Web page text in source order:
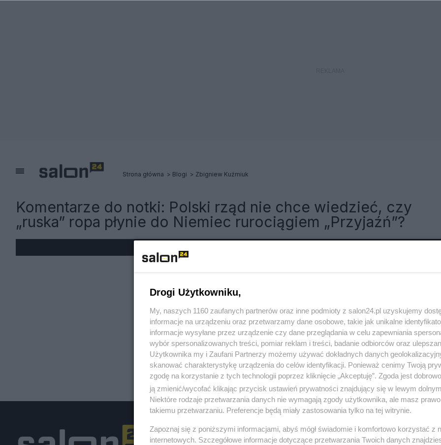
Strona główna Blogi Zbigniew Kuźmiuk
Komentarze do notki: Polski rząd nie chce wiedzieć, czy
„ruska” ropa płynie do Niemiec rurociągiem „Przyjaźń”?
Polityka Gospodarka
Drogi Użytkowniku,
My, naszych 1160 zaufanych partnerów oraz inne podmioty z salon24.pl uzyskujemy
informacje na urządzeniu oraz przetwarzamy dane osobowe, takie jak unikalne
informacje wysyłane przez urządzenie czy dane przeglądania w celu zapewniania
wybór spersonalizowanych treści, pomiar reklam i treści, badanie odbiorców oraz
Użytkownika my i Zaufani Partnerzy możemy używać dokładnych danych
skanować charakterystykę urządzenia do celów identyfikacji. Ponieważ cenimy Twoją
zgodę na korzystanie z tych technologii poprzez kliknięcie „Akceptuję”. Zgoda jest
ją zmienić/wycofać klikając przycisk ustawień prywatności znajdujący się w lewym
Niektóre rodzaje przetwarzania danych nie wymagają zgody użytkownika, ale masz
takiemu przetwarzaniu. Preferencje będą miały zastosowania tylko na tej witrynie.
Zapoznaj się z poniższymi informacjami, abyś mógł świadomie i komfortowo korzystać z
internetowych. Szczegółowe informacje dotyczące przetwarzania Twoich danych